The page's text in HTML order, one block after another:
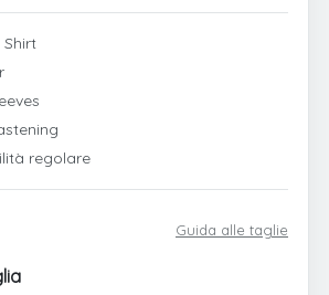
Shirt
regolare
Guida alle taglie